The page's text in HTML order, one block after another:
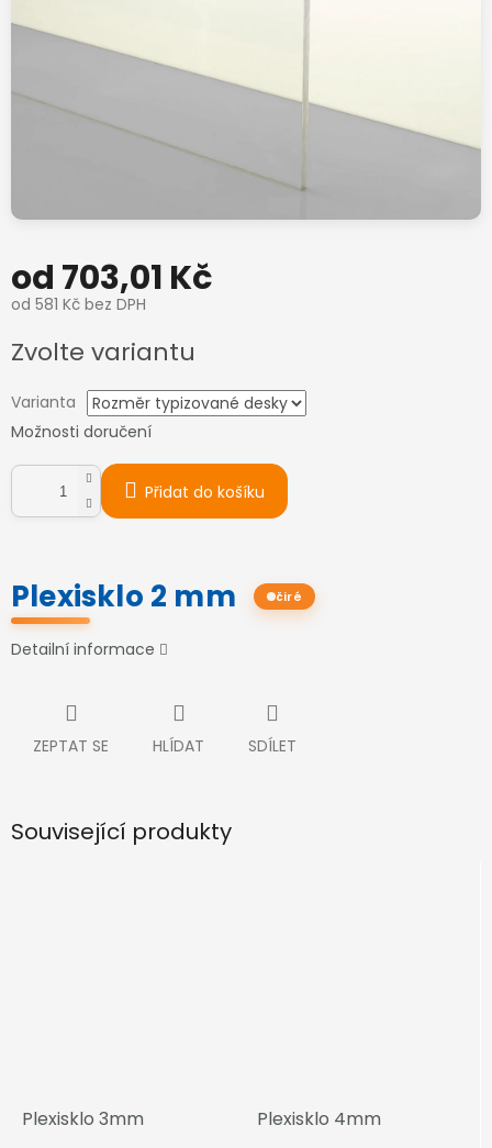
od 703,01 Kč
od 581 Kč bez DPH
cena:
Zvolte variantu
Varianta
Možnosti doručení
Přidat do košíku
Plexisklo 2 mm čiré
Detailní informace
ZEPTAT SE HLÍDAT SDÍLET
Související produkty
Plexisklo 3mm Plexisklo 4mm